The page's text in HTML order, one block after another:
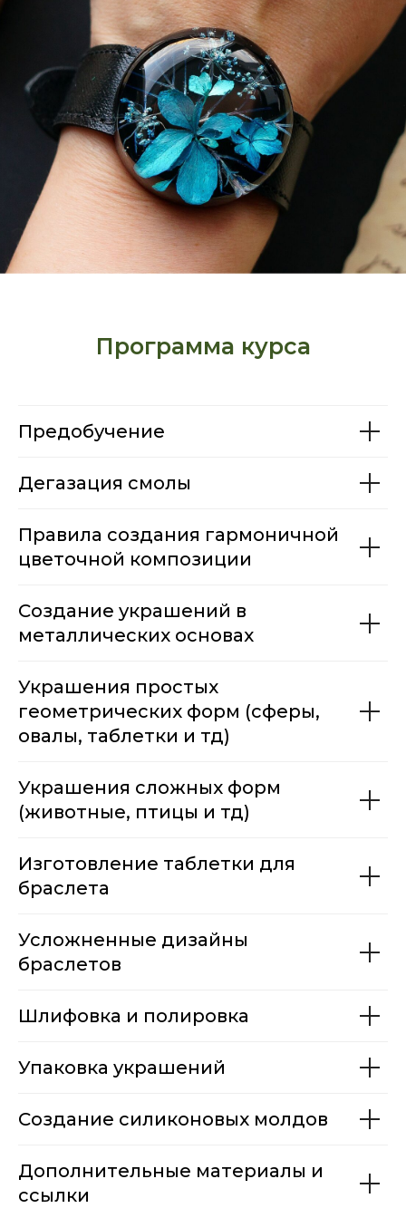
Программа курса
Предобучение
Дегазация смолы
Правила создания гармоничной
цветочной композиции
Создание украшений в
металлических основах
Украшения простых
геометрических форм (сферы,
овалы, таблетки и тд)
Украшения сложных форм
(животные, птицы и тд)
Изготовление таблетки для
браслета
Усложненные дизайны
браслетов
Шлифовка и полировка
Упаковка украшений
Создание силиконовых молдов
Дополнительные материалы и
ссылки